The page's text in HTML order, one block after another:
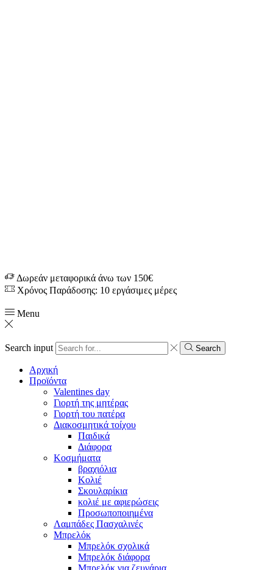
Δωρεάν μεταφορικά άνω των 150€
Χρόνος Παράδοσης: 10 εργάσιμες μέρες
Menu
Search input Search
Αρχική
Προϊόντα
Valentines day
Γιορτή της μητέρας
Γιορτή του πατέρα
Διακοσμητικά τοίχου
Παιδικά
Διάφορα
Κοσμήματα
βραχιόλια
Kολιέ
Σκουλαρίκια
κολιέ με αφιερώσεις
Προσωποποιημένα
Λαμπάδες Πασχαλινές
Μπρελόκ
Μπρελόκ σχολικά
Μπρελόκ διάφορα